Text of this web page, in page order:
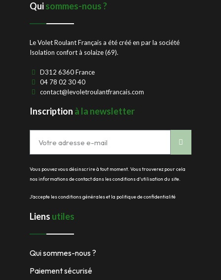
Quisommes-nous ?
Le Volet Roulant Français a été créé en par la société
Isolation confort à solaize (69).
D312 6360 France
04 78 02 30 40
contact@levoletroulantfrancais.com
Inscription à la newsletter
Vous pouvez vous désinscrire à tout moment. Vous trouverez pour cela
nos informations de contact dans les conditions d'utilisation du site.
J'accepte les conditions générales et la politique de confidentialité
Liens utiles
Qui sommes-nous ?
Paiement sécurisé